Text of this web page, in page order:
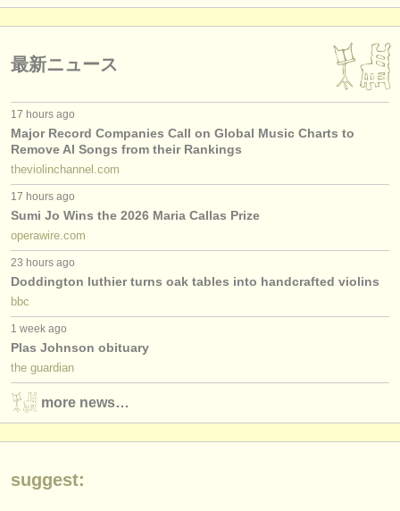
お問い合わせ
出版社:
掲載方法
find out about ourATS
ATS
ログイン
最新ニュース
17 hours ago
Major Record Companies Call on Global Music Charts to
Remove AI Songs from their Rankings
theviolinchannel.com
17 hours ago
Sumi Jo Wins the 2026 Maria Callas Prize
operawire.com
23 hours ago
Doddington luthier turns oak tables into handcrafted violins
bbc
1 week ago
Plas Johnson obituary
the guardian
more news…
suggest: